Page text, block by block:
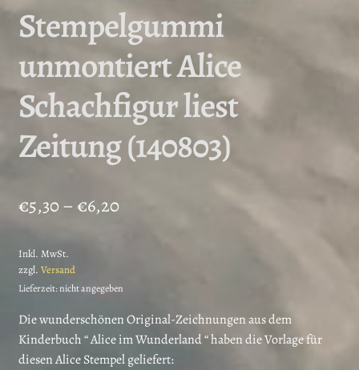
Stempelgummi
unmontiert Alice
Schachfigur liest
Zeitung (140803)
€5,30–€6,20Preisspanne:
€6,20
Inkl. MwSt.
zzgl. Versand
Lieferzeit: nicht angegeben
Die wunderschönen Original-Zeichnungen aus dem
Kinderbuch “ Alice im Wunderland “ haben die Vorlage für
diesen Alice Stempel geliefert: